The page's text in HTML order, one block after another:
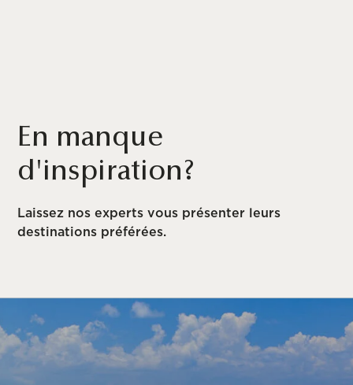
En manque
d'inspiration?
Laissez nos experts vous présenter leurs
destinations préférées.